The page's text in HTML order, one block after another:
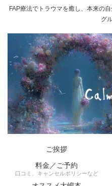
FAP療法でトラウマを癒し、本来の
グ
ご挨拶
料金／ご予約
口コミ、キャンセルポリシーなど